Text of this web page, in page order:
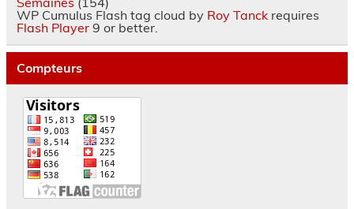
WP Cumulus Flash tag cloud by Roy Tanckrequires
Flash Player9 or better.
Compteurs